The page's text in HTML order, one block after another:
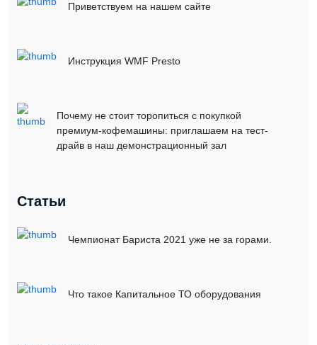
Приветствуем на нашем сайте
Инструкция WMF Presto
Почему не стоит торопиться с покупкой
премиум-кофемашины: приглашаем на тест-
драйв в наш демонстрационный зал
Статьи
Чемпионат Бариста 2021 уже не за горами.
Что такое Капитальное ТО оборудования